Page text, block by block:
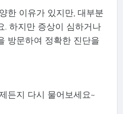
한 이유가 있지만, 대부분
. 하지만 증상이 심하거나
방문하여 정확한 진단을
든지 다시 물어보세요~